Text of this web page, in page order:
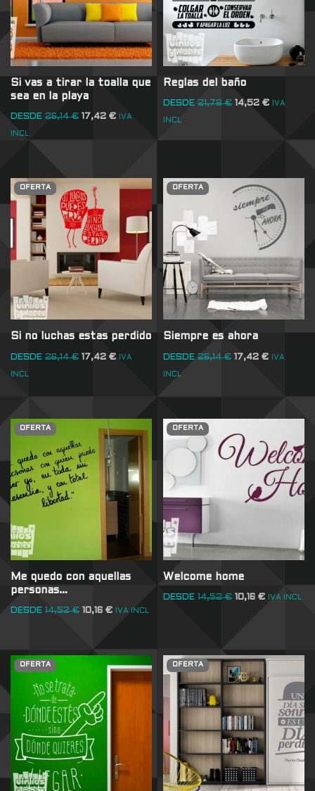
Si vas a tirar la toalla que
sea en la playa
DESDE 26,14€ 17,42 € IVA
INCL
Reglas del baño
DESDE 21,78€ 14,52€ IVA
INCL
OFERTA
Si no luchas estas perdido
DESDE 26,14€ 17,42 € IVA
INCL
OFERTA
Siempre es ahora
DESDE 26,14€ 17,42€ IVA
INCL
OFERTA
Me quedo con aquellas
personas…
DESDE 14,52€ 10,16 € IVA INCL
OFERTA
Welcome home
DESDE 14,52€ 10,16€ IVA INCL
OFERTA OFERTA